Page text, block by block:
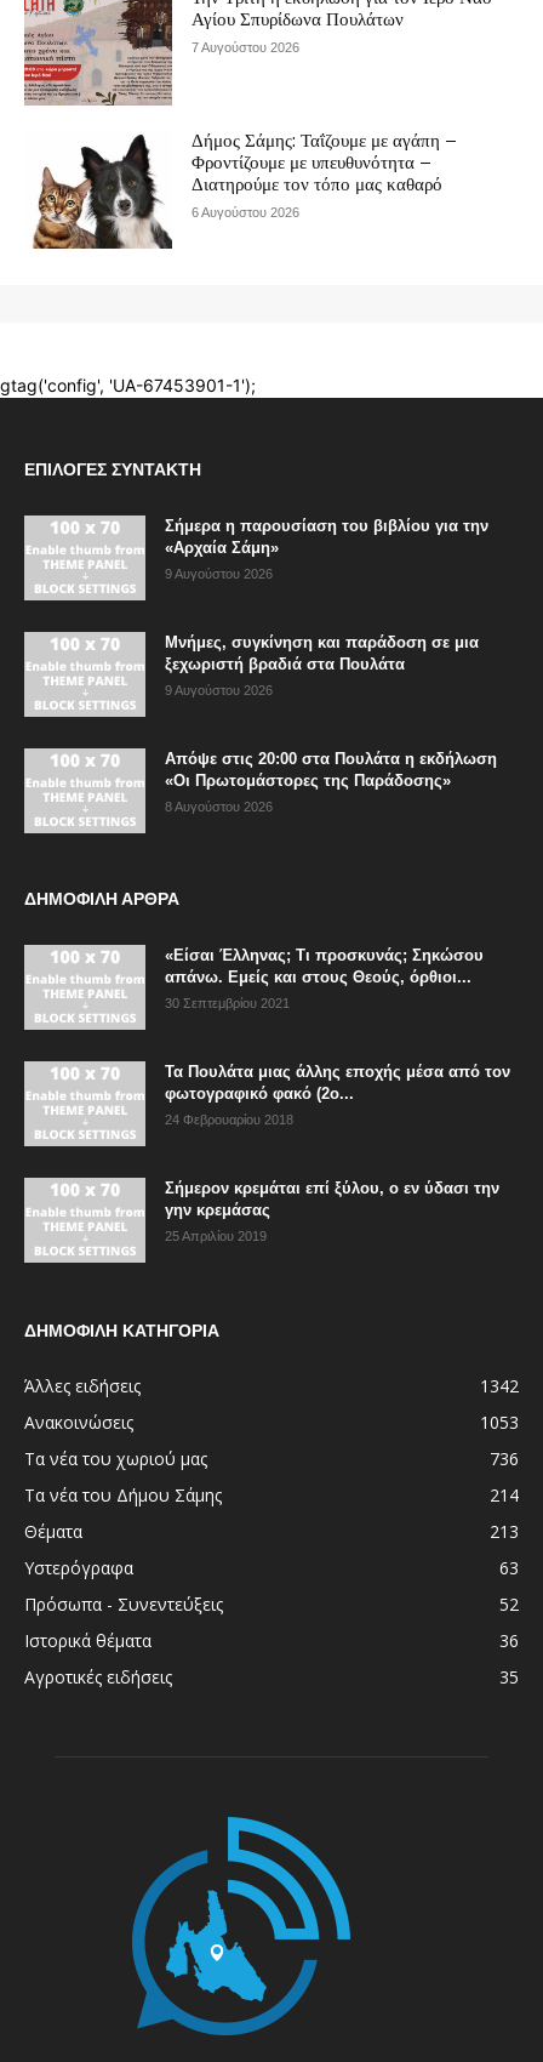
ΕΠΙΛΟΓΈΣ ΣΥΝΤΆΚΤΗ
Σήμερα η παρουσίαση του βιβλίου για την
«Αρχαία Σάμη»
9 Αυγούστου 2026
Μνήμες, συγκίνηση και παράδοση σε μια
ξεχωριστή βραδιά στα Πουλάτα
9 Αυγούστου 2026
Απόψε στις 20:00 στα Πουλάτα η εκδήλωση
«Οι Πρωτομάστορες της Παράδοσης»
8 Αυγούστου 2026
ΔΗΜΟΦΙΛΗ ΑΡΘΡΑ
«Είσαι Έλληνας; Τι προσκυνάς; Σηκώσου
απάνω. Εμείς και στους Θεούς, όρθιοι...
30 Σεπτεμβρίου 2021
Τα Πουλάτα μιας άλλης εποχής μέσα από τον
φωτογραφικό φακό (2ο...
24 Φεβρουαρίου 2018
Σήμερον κρεμάται επί ξύλου, ο εν ύδασι την
γην κρεμάσας
25 Απριλίου 2019
ΔΗΜΟΦΙΛΗ ΚΑΤΗΓΟΡΙΑ
Άλλες ειδήσεις
1342
Ανακοινώσεις
1053
Τα νέα του χωριού μας
736
Τα νέα του Δήμου Σάμης
214
Θέματα
213
Υστερόγραφα
63
Πρόσωπα - Συνεντεύξεις
52
Ιστορικά θέματα
36
Αγροτικές ειδήσεις
35